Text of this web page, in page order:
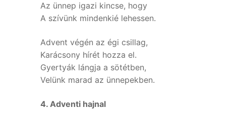
Az ünnep igazi kincse, hogy
A szívünk mindenkié lehessen.
Advent végén az égi csillag,
Karácsony hírét hozza el.
Gyertyák lángja a sötétben,
Velünk marad az ünnepekben.
4. Adventi hajnal